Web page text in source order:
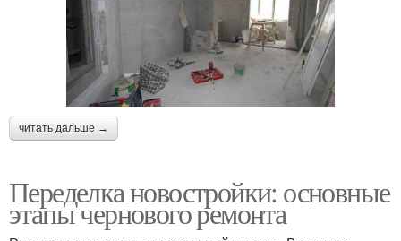
читать дальше →
Переделка новостройки: основные
этапы чернового ремонта